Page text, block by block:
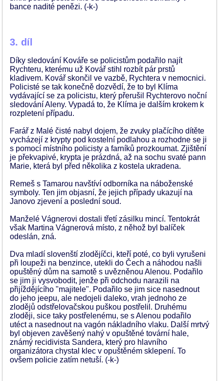
bance nadité penězi. (-k-)
3. díl
Díky sledování Kováře se policistům podařilo najít
Rychteru, kterému už Kovář stihl rozbít pár prstů
kladivem. Kovář skončil ve vazbě, Rychtera v nemocnici.
Policisté se tak konečně dozvědí, že to byl Klíma
vydávající se za policistu, který přerušil Rychterovo noční
sledování Aleny. Vypadá to, že Klíma je dalším krokem k
rozpletení případu.
Farář z Malé čisté nabyl dojem, že zvuky plačícího dítěte
vycházejí z krypty pod kostelní podlahou a rozhodne se ji
s pomocí místního policisty a farníků prozkoumat. Zjištění
je překvapivé, krypta je prázdná, až na sochu svaté pann
Marie, která byl před několika z kostela ukradena.
Remeš s Tamarou navštíví odborníka na náboženské
symboly. Ten jim objasní, že jejich případy ukazují na
Janovo zjevení a poslední soud.
Manželé Vágnerovi dostali třetí zásilku mincí. Tentokrát
však Martina Vágnerová místo, z něhož byl balíček
odeslán, zná.
Dva mladí slovenští zlodějíčci, kteří poté, co byli vyrušeni
při loupeži na benzince, utekli do Čech a náhodou našli
opuštěný dům na samotě s uvězněnou Alenou. Podařilo
se jim ji vysvobodit, jenže při odchodu narazili na
přijíždějícího "majitele". Podařilo se jim sice nasednout
do jeho jeepu, ale nedojeli daleko, vrah jednoho ze
zlodějů odstřelovačskou puškou postřelil. Druhému
zloději, sice taky postřelenému, se s Alenou podařilo
utéct a nasednout na vagón nákladního vlaku. Další mrtvý
byl objeven zavěšený nahý v opuštěné tovární hale,
známý recidivista Sandera, který pro hlavního
organizátora chystal klec v opuštěném sklepení. To
ovšem policie zatím netuší. (-k-)